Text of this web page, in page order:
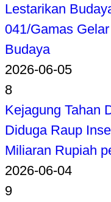
Lestarikan
041/Gamas
Budaya
2026-06-05
8
Kejagung Tahan
Diduga Raup
Miliaran Rupiah
2026-06-04
9